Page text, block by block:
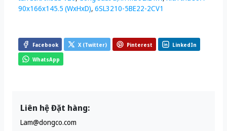
90x166x145.5 (WxHxD), 6SL3210-5BE22-2CV1
Facebook X (Twitter) Pinterest LinkedIn
WhatsApp
Liên hệ Đặt hàng:
Lam@dongco.com